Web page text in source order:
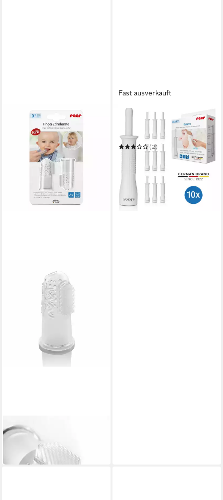
REER
Zahnbürste Finger 2er Set
in 2-3 Werktagen bei dir
Fast ausverkauft
Babypflege-Set Blähhilfe
Relief
(2)
11,99 €
in 2-3 Werktagen bei dir